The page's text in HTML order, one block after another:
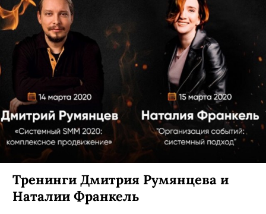
Тренинги Дмитрия Румянцева и
Наталии Франкель